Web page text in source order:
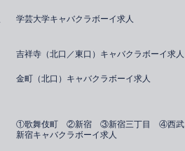
学芸大学キャバクラボーイ求人
吉祥寺（北口／東口）キャバクラボーイ求人
金町（北口）キャバクラボーイ求人
①歌舞伎町 ②新宿 ③新宿三丁目 ④西武
新宿キャバクラボーイ求人